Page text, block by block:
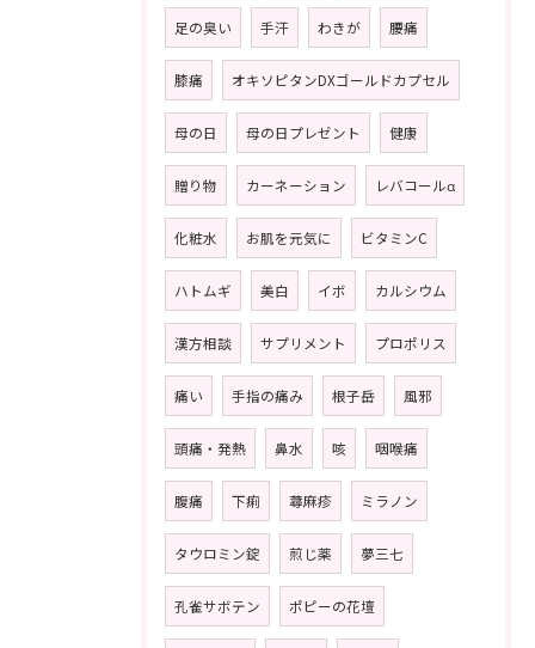
足の臭い 手汗 わきが 腰痛
膝痛 オキソピタンDXゴールドカプセル
母の日 母の日プレゼント 健康
贈り物 カーネーション レバコールα
化粧水 お肌を元気に ビタミンC
ハトムギ 美白 イボ カルシウム
漢方相談 サプリメント プロポリス
痛い 手指の痛み 根子岳 風邪
頭痛・発熱 鼻水 咳 咽喉痛
腹痛 下痢 蕁麻疹 ミラノン
タウロミン錠 煎じ薬 夢三七
孔雀サボテン ポピーの花壇